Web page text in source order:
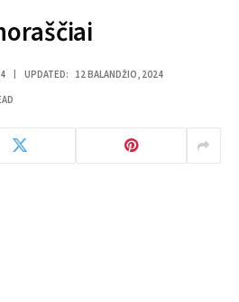
UPDATED: 12 BALANDŽIO, 2024